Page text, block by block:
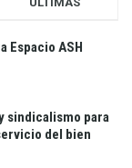
Espacio ASH
sindicalismo para
del bien